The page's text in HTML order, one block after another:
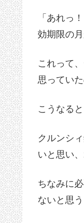
「あれっ
効期限の
これって
思ってい
こうなる
クルンシ
いと思い
ちなみに
ないと思う